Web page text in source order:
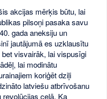
akcijas mērķis būtu, lai
pilsoņi pasaka savu
gada aneksiju un
jautājumā es uzklausītu
visvairāk, lai vispusīgi
lai modinātu
koriģēt dziļi
latviešu atbrīvošanu
revolūcijas ceļā. Ka